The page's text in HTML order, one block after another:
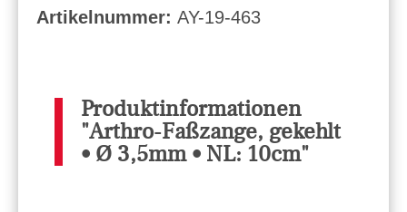
Artikelnummer: AY-19-463
Produktinformationen
"Arthro-Faßzange, gekehlt
• Ø 3,5mm • NL: 10cm"